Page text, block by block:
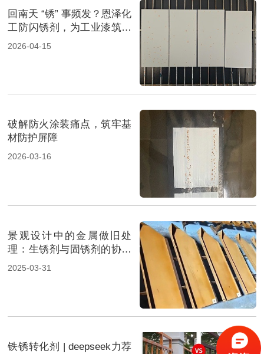
回南天 “锈” 事频发？恩泽化
工防闪锈剂，为工业漆筑牢
防潮防锈屏障！
2026-04-15
破解防火涂装痛点，筑牢基
材防护屏障
2026-03-16
景观设计中的金属做旧处
理：生锈剂与固锈剂的协同
应用
2025-03-31
铁锈转化剂 | deepseek力荐